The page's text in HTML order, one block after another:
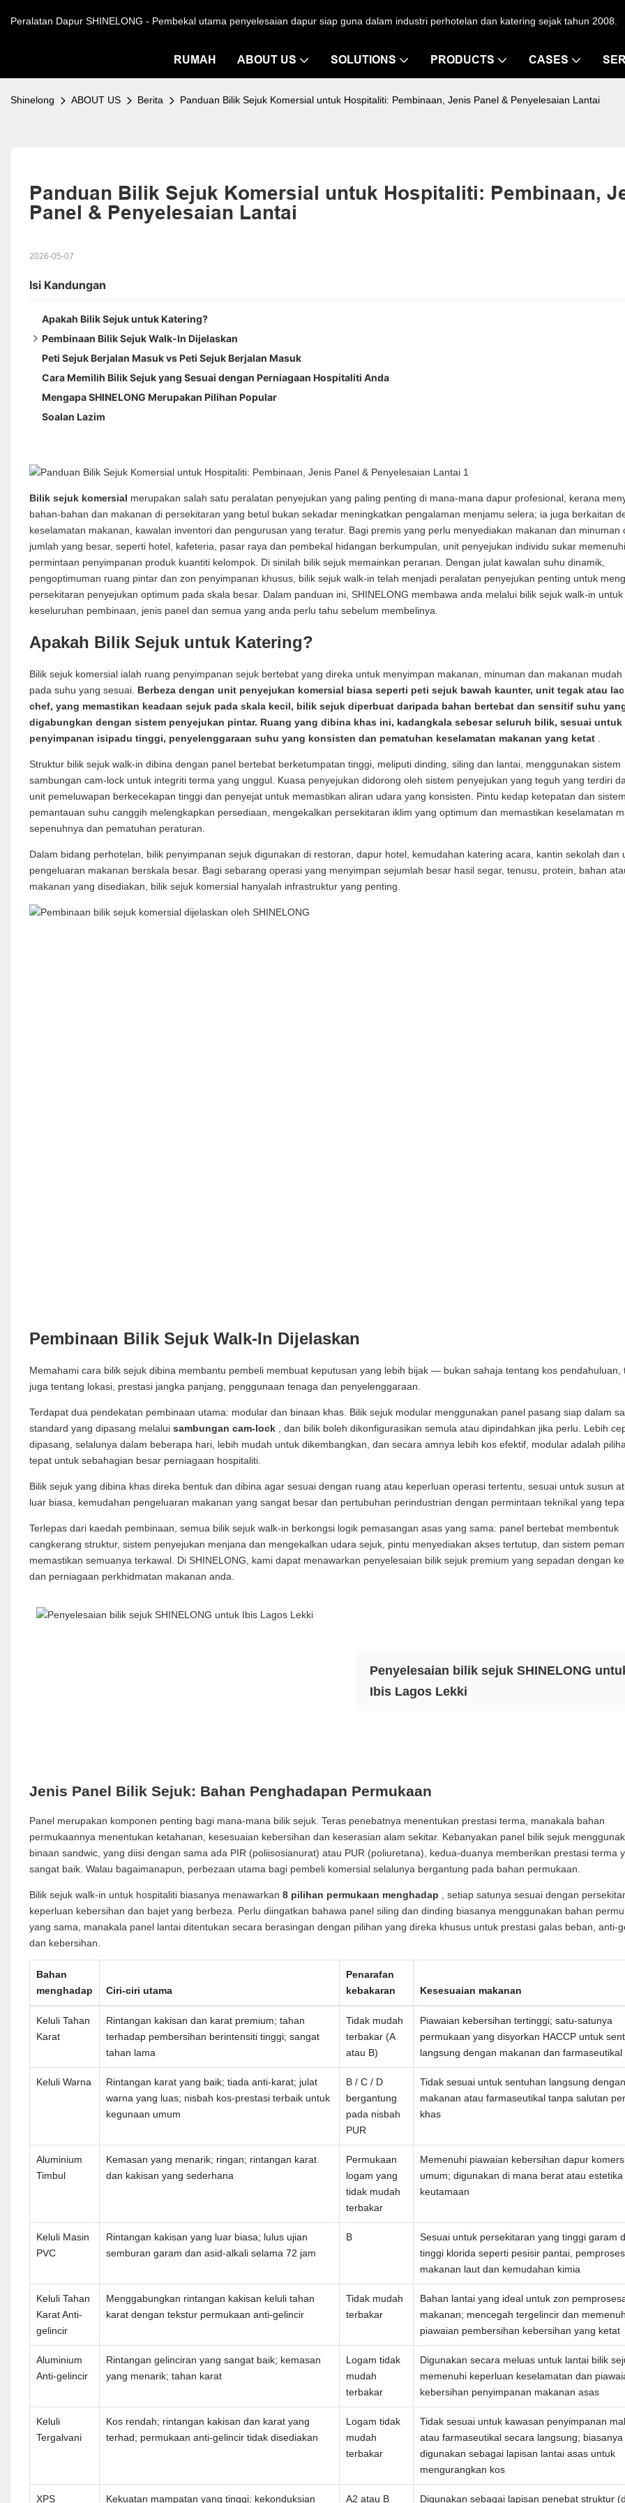
Peralatan Dapur SHINELONG - Pembekal utama penyelesaian dapur siap guna dalam industri perhotelan dan katering sejak tahun 2008.
RUMAH ABOUT US SOLUTIONS PRODUCTS CASES
Shinelong ABOUT US Berita Panduan Bilik Sejuk Komersial untuk Hospitaliti: Pembinaan, Jenis Panel & Penyelesaian Lantai
Panduan Bilik Sejuk Komersial untuk Hospitaliti: Pembinaan,
Panel & Penyelesaian Lantai
2026-05-07
Isi Kandungan
Apakah Bilik Sejuk untuk Katering?
Pembinaan Bilik Sejuk Walk-In Dijelaskan
Jenis Panel Bilik Sejuk: Bahan Penghadapan Permukaan
Jenis Pintu Bilik Sejuk: Langsir Berengsel, Gelongsor & Jalur
Penyelesaian Lantai Bilik Sejuk
Peti Sejuk Berjalan Masuk vs Peti Sejuk Berjalan Masuk
Cara Memilih Bilik Sejuk yang Sesuai dengan Perniagaan Hospitaliti Anda
Mengapa SHINELONG Merupakan Pilihan Popular
Soalan Lazim
Bilik sejuk komersial merupakan salah satu peralatan penyejukan yang paling penting di mana-mana dapur profesional, kerana
bahan-bahan dan makanan di persekitaran yang betul bukan sekadar meningkatkan pengalaman menjamu selera; ia juga berkaitan
keselamatan makanan, kawalan inventori dan pengurusan yang teratur. Bagi premis yang perlu menyediakan makanan dan minuman
jumlah yang besar, seperti hotel, kafeteria, pasar raya dan pembekal hidangan berkumpulan, unit penyejukan individu sukar memenuhi
permintaan penyimpanan produk kuantiti kelompok. Di sinilah bilik sejuk memainkan peranan. Dengan julat kawalan suhu dinamik,
pengoptimuman ruang pintar dan zon penyimpanan khusus, bilik sejuk walk-in telah menjadi peralatan penyejukan penting untuk
persekitaran penyejukan optimum pada skala besar. Dalam panduan ini, SHINELONG membawa anda melalui bilik sejuk walk-in untuk
keseluruhan pembinaan, jenis panel dan semua yang anda perlu tahu sebelum membelinya.
Apakah Bilik Sejuk untuk Katering?
Bilik sejuk komersial ialah ruang penyimpanan sejuk bertebat yang direka untuk menyimpan makanan, minuman dan makanan mudah
pada suhu yang sesuai. Berbeza dengan unit penyejukan komersial biasa seperti peti sejuk bawah kaunter, unit tegak atau
chef, yang memastikan keadaan sejuk pada skala kecil, bilik sejuk diperbuat daripada bahan bertebat dan sensitif suhu
digabungkan dengan sistem penyejukan pintar. Ruang yang dibina khas ini, kadangkala sebesar seluruh bilik, sesuai untuk
penyimpanan isipadu tinggi, penyelenggaraan suhu yang konsisten dan pematuhan keselamatan makanan yang ketat.
Struktur bilik sejuk walk-in dibina dengan panel bertebat berketumpatan tinggi, meliputi dinding, siling dan lantai, menggunakan sistem
sambungan cam-lock untuk integriti terma yang unggul. Kuasa penyejukan didorong oleh sistem penyejukan yang teguh yang terdiri
unit pemeluwapan berkecekapan tinggi dan penyejat untuk memastikan aliran udara yang konsisten. Pintu kedap ketepatan dan sistem
pemantauan suhu canggih melengkapkan persediaan, mengekalkan persekitaran iklim yang optimum dan memastikan keselamatan
sepenuhnya dan pematuhan peraturan.
Dalam bidang perhotelan, bilik penyimpanan sejuk digunakan di restoran, dapur hotel, kemudahan katering acara, kantin sekolah dan
pengeluaran makanan berskala besar. Bagi sebarang operasi yang menyimpan sejumlah besar hasil segar, tenusu, protein, bahan
makanan yang disediakan, bilik sejuk komersial hanyalah infrastruktur yang penting.
Pembinaan Bilik Sejuk Walk-In Dijelaskan
Memahami cara bilik sejuk dibina membantu pembeli membuat keputusan yang lebih bijak — bukan sahaja tentang kos pendahuluan,
juga tentang lokasi, prestasi jangka panjang, penggunaan tenaga dan penyelenggaraan.
Terdapat dua pendekatan pembinaan utama: modular dan binaan khas. Bilik sejuk modular menggunakan panel pasang siap dalam
standard yang dipasang melalui sambungan cam-lock, dan bilik boleh dikonfigurasikan semula atau dipindahkan jika perlu. Lebih
dipasang, selalunya dalam beberapa hari, lebih mudah untuk dikembangkan, dan secara amnya lebih kos efektif, modular adalah
tepat untuk sebahagian besar perniagaan hospitaliti.
Bilik sejuk yang dibina khas direka bentuk dan dibina agar sesuai dengan ruang atau keperluan operasi tertentu, sesuai untuk susun
luar biasa, kemudahan pengeluaran makanan yang sangat besar dan pertubuhan perindustrian dengan permintaan teknikal yang
Terlepas dari kaedah pembinaan, semua bilik sejuk walk-in berkongsi logik pemasangan asas yang sama: panel bertebat membentuk
cangkerang struktur, sistem penyejukan menjana dan mengekalkan udara sejuk, pintu menyediakan akses tertutup, dan sistem
memastikan semuanya terkawal. Di SHINELONG, kami dapat menawarkan penyelesaian bilik sejuk premium yang sepadan dengan
dan perniagaan perkhidmatan makanan anda.
Penyelesaian bilik sejuk SHINELONG
Ibis Lagos Lekki
Jenis Panel Bilik Sejuk: Bahan Penghadapan Permukaan
Panel merupakan komponen penting bagi mana-mana bilik sejuk. Teras penebatnya menentukan prestasi terma, manakala bahan
permukaannya menentukan ketahanan, kesesuaian kebersihan dan keserasian alam sekitar. Kebanyakan panel bilik sejuk
binaan sandwic, yang diisi dengan sama ada PIR (poliisosianurat) atau PUR (poliuretana), kedua-duanya memberikan prestasi terma
sangat baik. Walau bagaimanapun, perbezaan utama bagi pembeli komersial selalunya bergantung pada bahan permukaan.
Bilik sejuk walk-in untuk hospitaliti biasanya menawarkan 8 pilihan permukaan menghadap , setiap satunya sesuai dengan
keperluan kebersihan dan bajet yang berbeza. Perlu diingatkan bahawa panel siling dan dinding biasanya menggunakan bahan
yang sama, manakala panel lantai ditentukan secara berasingan dengan pilihan yang direka khusus untuk prestasi galas beban, anti-
dan kebersihan.
Bahan
menghadap
Ciri-ciri utama
Penarafan
kebakaran
Kesesuaian makanan
Keluli Tahan
Karat
Rintangan kakisan dan karat premium; tahan
terhadap pembersihan berintensiti tinggi; sangat
tahan lama
Tidak mudah
terbakar (A
atau B)
Piawaian kebersihan tertinggi; satu-satunya
permukaan yang disyorkan HACCP untuk
langsung dengan makanan dan farmaseutikal
Keluli Warna
Rintangan karat yang baik; tiada anti-karat; julat
warna yang luas; nisbah kos-prestasi terbaik untuk
kegunaan umum
B / C / D
bergantung
pada nisbah
PUR
Tidak sesuai untuk sentuhan langsung dengan
makanan atau farmaseutikal tanpa salutan
khas
Aluminium
Timbul
Kemasan yang menarik; ringan; rintangan karat
dan kakisan yang sederhana
Permukaan
logam yang
tidak mudah
terbakar
Memenuhi piawaian kebersihan dapur
umum; digunakan di mana berat atau
keutamaan
Keluli Masin
PVC
Rintangan kakisan yang luar biasa; lulus ujian
semburan garam dan asid-alkali selama 72 jam
B
Sesuai untuk persekitaran yang tinggi garam
tinggi klorida seperti pesisir pantai,
makanan laut dan kemudahan kimia
Keluli Tahan
Karat Anti-
gelincir
Menggabungkan rintangan kakisan keluli tahan
karat dengan tekstur permukaan anti-gelincir
Tidak mudah
terbakar
Bahan lantai yang ideal untuk zon
makanan; mencegah tergelincir dan
piawaian pembersihan kebersihan yang ketat
Aluminium
Anti-gelincir
Rintangan gelinciran yang sangat baik; kemasan
yang menarik; tahan karat
Logam tidak
mudah
terbakar
Digunakan secara meluas untuk lantai bilik
memenuhi keperluan keselamatan dan
kebersihan penyimpanan makanan asas
Keluli
Tergalvani
Kos rendah; rintangan kakisan dan karat yang
terhad; permukaan anti-gelincir tidak disediakan
Logam tidak
mudah
terbakar
Tidak sesuai untuk kawasan penyimpanan
atau farmaseutikal secara langsung; biasanya
digunakan sebagai lapisan lantai asas untuk
mengurangkan kos
XPS Kekuatan mampatan yang tinggi; kekonduksian A2 atau B Digunakan sebagai lapisan penebat struktur